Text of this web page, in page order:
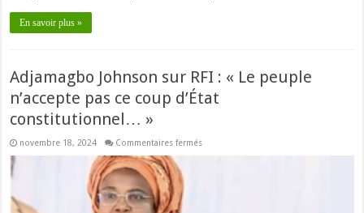
En savoir plus »
Adjamagbo Johnson sur RFI : « Le peuple
n’accepte pas ce coup d’État
constitutionnel… »
novembre 18, 2024 Commentaires ferméssur